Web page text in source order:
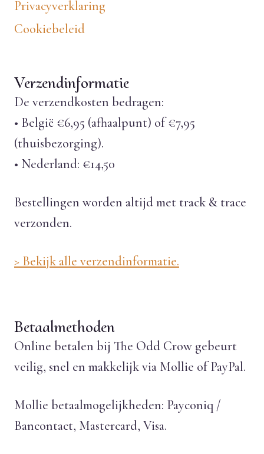
Privacyverklaring
Cookiebeleid
Verzendinformatie
De verzendkosten bedragen:
• België €6,95 (afhaalpunt) of €7,95
(thuisbezorging).
• Nederland: €14,50
Bestellingen worden altijd met track & trace
verzonden.
> Bekijk alle verzendinformatie.
Betaalmethoden
Online betalen bij The Odd Crow gebeurt
veilig, snel en makkelijk via Mollie of PayPal.
Mollie betaalmogelijkheden: Payconiq /
Bancontact, Mastercard, Visa.